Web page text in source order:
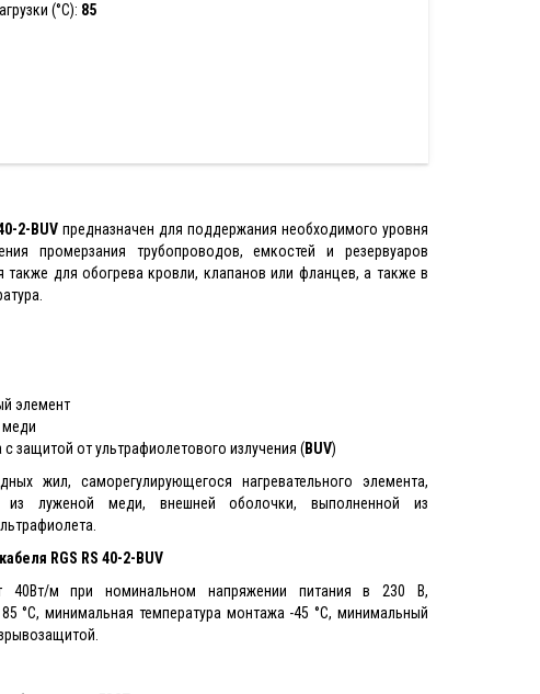
(°С): 85
2-BUV предназначен для поддержания необходимого уровня
промерзания трубопроводов, емкостей и резервуаров
для обогрева кровли, клапанов или фланцев, а также в
элемент
меди
защитой от ультрафиолетового излучения (BUV)
жил, саморегулирующегося нагревательного элемента,
из луженой меди, внешней оболочки, выполненной из
RGS RS 40-2-BUV
40Вт/м при номинальном напряжении питания в 230 В,
°С, минимальная температура монтажа -45 °С, минимальный